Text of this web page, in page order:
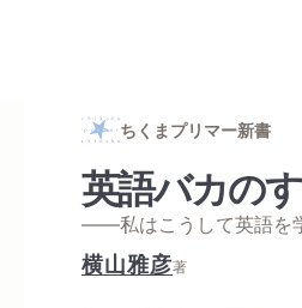
ちくまプリマー新書
英語バカの
——私はこうして英語を
横山雅彦著